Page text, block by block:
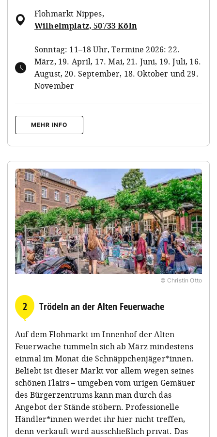
Flohmarkt Nippes,
Wilhelmplatz, 50733 Köln
Sonntag: 11–18 Uhr, Termine 2026: 22.
März, 19. April, 17. Mai, 21. Juni, 19. Juli, 16.
August, 20. September, 18. Oktober und 29.
November
MEHR INFO
© Christin Otto
2 Trödeln an der Alten Feuerwache
Auf dem Flohmarkt im Innenhof der Alten
Feuerwache tummeln sich ab März mindestens
einmal im Monat die Schnäppchenjäger*innen.
Beliebt ist dieser Markt vor allem wegen seines
schönen Flairs – umgeben vom urigen Gemäuer
des Bürgerzentrums kann man durch das
Angebot der Stände stöbern. Professionelle
Händler*innen werdet ihr hier nicht treffen,
denn verkauft wird ausschließlich privat. Das